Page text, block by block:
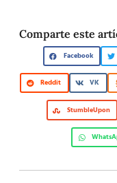
Comparte este
Facebook
Reddit VK
StumbleUpon